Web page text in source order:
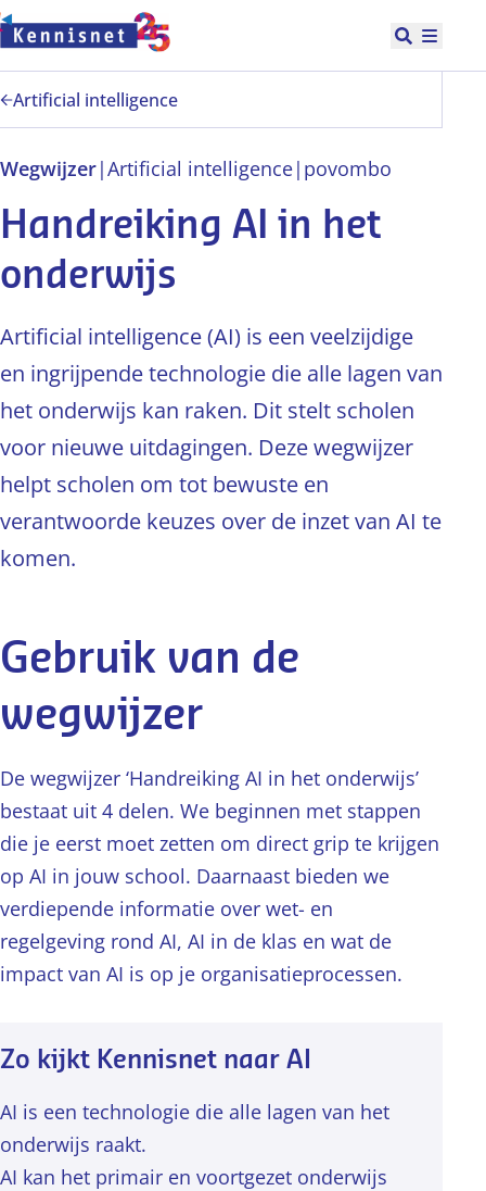
Doorgaan naar hoofdinhoud
Open
Artificial intelligence
Wegwijzer|Artificial intelligence| povombo
Handreiking AI in het
onderwijs
Artificial intelligence (AI) is een veelzijdige
en ingrijpende technologie die alle lagen van
het onderwijs kan raken. Dit stelt scholen
voor nieuwe uitdagingen. Deze wegwijzer
helpt scholen om tot bewuste en
verantwoorde keuzes over de inzet van AI te
komen.
Gebruik van de
wegwijzer
De wegwijzer ‘Handreiking AI in het onderwijs’
bestaat uit 4 delen. We beginnen met stappen
die je eerst moet zetten om direct grip te krijgen
op AI in jouw school. Daarnaast bieden we
verdiepende informatie over wet- en
regelgeving rond AI, AI in de klas en wat de
impact van AI is op je organisatieprocessen.
Zo kijkt Kennisnet naar AI
AI is een technologie die alle lagen van het
onderwijs raakt.
AI kan het primair en voortgezet onderwijs